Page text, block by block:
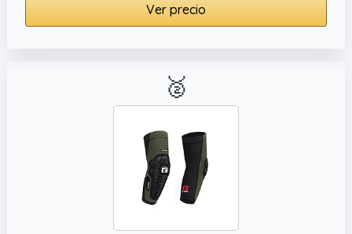
Ver precio
🥈